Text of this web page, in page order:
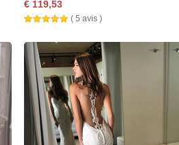
€ 119,53
( 5 avis )